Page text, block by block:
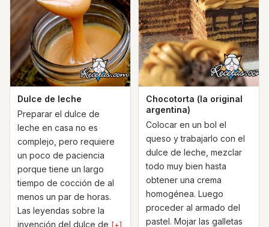
Dulce de leche
Preparar el dulce de
leche en casa no es
complejo, pero requiere
un poco de paciencia
porque tiene un largo
tiempo de cocción de al
menos un par de horas.
Las leyendas sobre la
invención del dulce de [+]
Chocotorta (la original
argentina)
Colocar en un bol el
queso y trabajarlo con el
dulce de leche, mezclar
todo muy bien hasta
obtener una crema
homogénea. Luego
proceder al armado del
pastel. Mojar las galletas